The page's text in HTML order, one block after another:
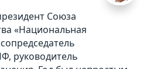
Союза
«Национальная
руководитель